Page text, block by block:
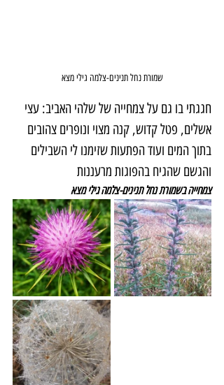
שמורת נחל תנינים-צלמה גילי מצא
חגגתי בו גם על צמחייה של שלהי האביב: עצי
אשלים, פטל קדוש, קנה מצוי ונופרים צהובים
בתוך המים ועוד הפתעות שזימנו לי השבילים
והגשם שהגיח בהפוגות מרעננות
צמחייה בשמורת נחל תנינים-צלמה גילי מצא